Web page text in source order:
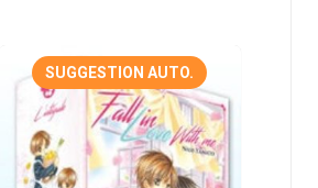
SUGGESTION AUTO.